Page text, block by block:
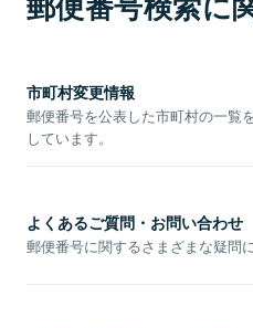
市町村変更情報
郵便番号を公表した市町村の一覧
しています。
よくあるご質問・お問い合わせ
郵便番号に関するさまざまな疑問